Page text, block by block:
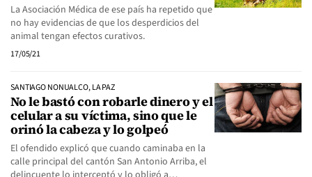
La Asociación Médica de ese país ha repetido que
no hay evidencias de que los desperdicios del
animal tengan efectos curativos.
17/05/21
SANTIAGO NONUALCO, LA PAZ
No le bastó con robarle dinero y el
celular a su víctima, sino que le
orinó la cabeza y lo golpeó
El ofendido explicó que cuando caminaba en la
calle principal del cantón San Antonio Arriba, el